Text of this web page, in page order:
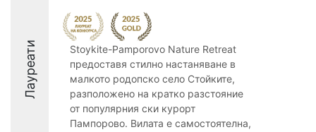
Лауреати
Stoykite-Pamporovo Nature Retreat
предоставя стилно настаняване в
малкото родопско село Стойките,
разположено на кратко разстояние
от популярния ски курорт
Пампорово. Вилата е самостоятелна,